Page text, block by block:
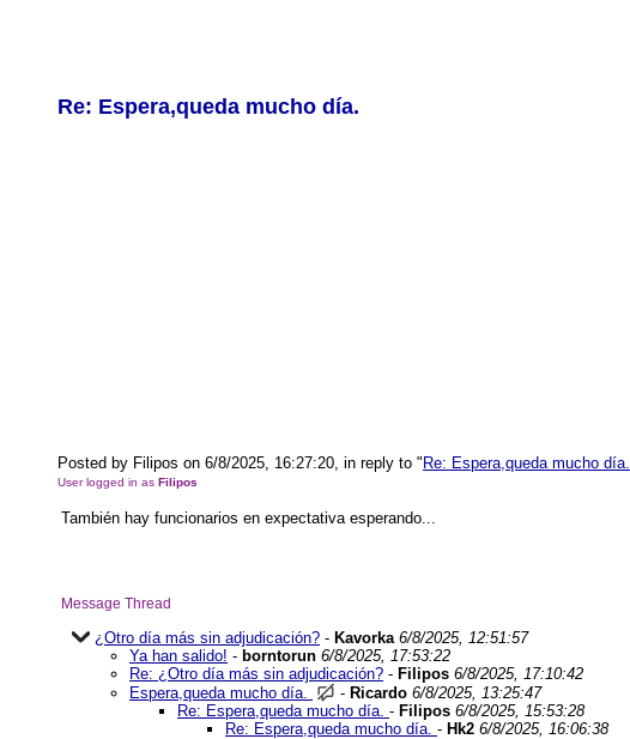
Re: Espera,queda mucho día.
Posted by Filipos on 6/8/2025, 16:27:20, in reply to " Re: Espera,queda mucho día.
User logged in as Filipos
También hay funcionarios en expectativa esperando...
Message Thread
¿Otro día más sin adjudicación? - Kavorka 6/8/2025, 12:51:57
Ya han salido! - borntorun 6/8/2025, 17:53:22
Re: ¿Otro día más sin adjudicación? - Filipos 6/8/2025, 17:10:42
Espera,queda mucho día.
- Ricardo 6/8/2025, 13:25:47
Re: Espera,queda mucho día. - Filipos 6/8/2025, 15:53:28
Re: Espera,queda mucho día. - Hk2 6/8/2025, 16:06:38